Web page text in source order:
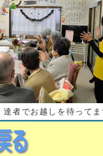
達者でお越しを待ってます